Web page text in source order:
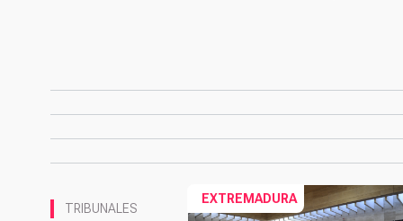
TRIBUNALES
EXTREMADURA